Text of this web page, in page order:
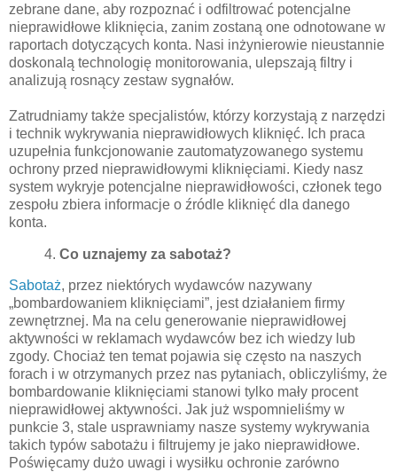
zebrane dane, aby rozpoznać i odfiltrować potencjalne
nieprawidłowe kliknięcia, zanim zostaną one odnotowane w
raportach dotyczących konta. Nasi inżynierowie nieustannie
doskonalą technologię monitorowania, ulepszają filtry i
analizują rosnący zestaw sygnałów.
Zatrudniamy także specjalistów, którzy korzystają z narzędzi
i technik wykrywania nieprawidłowych kliknięć. Ich praca
uzupełnia funkcjonowanie zautomatyzowanego systemu
ochrony przed nieprawidłowymi kliknięciami. Kiedy nasz
system wykryje potencjalne nieprawidłowości, członek tego
zespołu zbiera informacje o źródle kliknięć dla danego
konta.
4. Co uznajemy za sabotaż?
Sabotaż, przez niektórych wydawców nazywany
„bombardowaniem kliknięciami”, jest działaniem firmy
zewnętrznej. Ma na celu generowanie nieprawidłowej
aktywności w reklamach wydawców bez ich wiedzy lub
zgody. Chociaż ten temat pojawia się często na naszych
forach i w otrzymanych przez nas pytaniach, obliczyliśmy, że
bombardowanie kliknięciami stanowi tylko mały procent
nieprawidłowej aktywności. Jak już wspomnieliśmy w
punkcie 3, stale usprawniamy nasze systemy wykrywania
takich typów sabotażu i filtrujemy je jako nieprawidłowe.
Poświęcamy dużo uwagi i wysiłku ochronie zarówno